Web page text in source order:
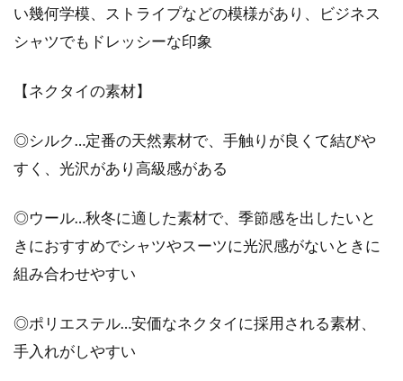
秋冬のレディースファッションにおける主役と
ジャンパー1着でおしゃれメンズ
軽めのアウターは、春先や秋に便利なアイテム
です。その中でも、ジャンパーは気軽に羽織れ
い幾何学模、ストライプなどの模様があり、ビジネス
シャツでもドレッシーな印象
【ネクタイの素材】
◎シルク…定番の天然素材で、手触りが良くて結びや
すく、光沢があり高級感がある
◎ウール…秋冬に適した素材で、季節感を出したいと
きにおすすめでシャツやスーツに光沢感がないときに
組み合わせやすい
◎ポリエステル…安価なネクタイに採用される素材、
手入れがしやすい